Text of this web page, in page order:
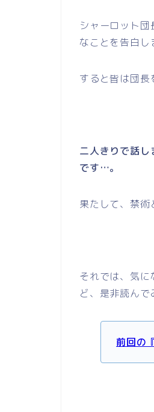
シャーロット
なことを告白し
すると皆は団長
二人きりで話
です…。
果たして、禁術
それでは、気
ど、是非読んで
前回の